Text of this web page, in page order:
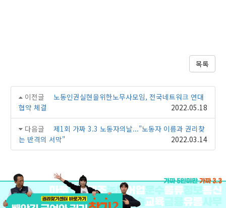
목록
이전글
노동인권실현을위한노무사모임, 전국네트워크 연대
협약 체결
2022.05.18
다음글
제1회 가짜 3.3 노동자의날..."노동자 이름과 권리찾
는 반격의 서막"
2022.03.14